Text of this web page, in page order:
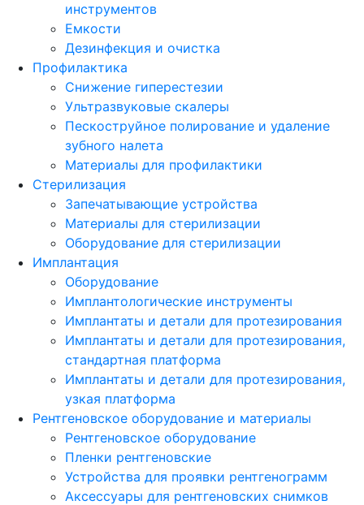
инструментов
Емкости
Дезинфекция и очистка
Профилактика
Снижение гиперестезии
Ультразвуковые скалеры
Пескоструйное полирование и удаление
зубного налета
Материалы для профилактики
Стерилизация
Запечатывающие устройства
Материалы для стерилизации
Оборудование для стерилизации
Имплантация
Оборудование
Имплантологические инструменты
Имплантаты и детали для протезирования
Имплантаты и детали для протезирования,
стандартная платформа
Имплантаты и детали для протезирования,
узкая платформа
Рентгеновское оборудование и материалы
Рентгеновское оборудование
Пленки рентгеновские
Устройства для проявки рентгенограмм
Аксессуары для рентгеновских снимков